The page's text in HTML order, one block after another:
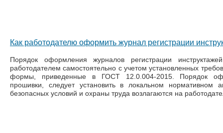
Как работодателю оформить журнал регистрации
Порядок оформления журналов регистрации
работодателем самостоятельно с учетом установленных
формы, приведенные в ГОСТ 12.0.004-2015. Порядок
прошивки, следует установить в локальном нормативном
безопасных условий и охраны труда возлагаются на